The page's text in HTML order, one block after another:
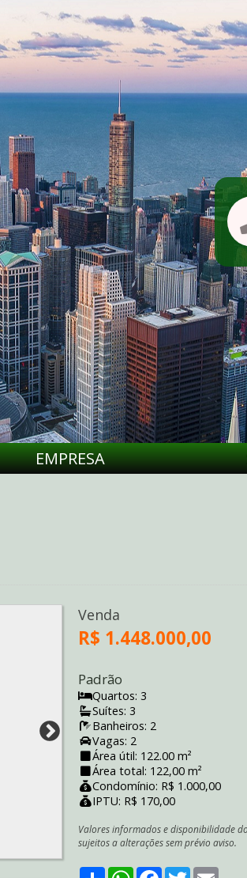
EMPRESA
Venda
R$ 1.448.000,00
Padrão
Quartos: 3
Suítes: 3
Banheiros: 2
Vagas: 2
Área útil: 122.00 m²
Área total: 122,00 m²
Condomínio: R$ 1.000,00
IPTU: R$ 170,00
Valores informados e disponibilidade
sujeitos a alterações sem prévio aviso.
ShareWhatsApp
Facebook
Twitter